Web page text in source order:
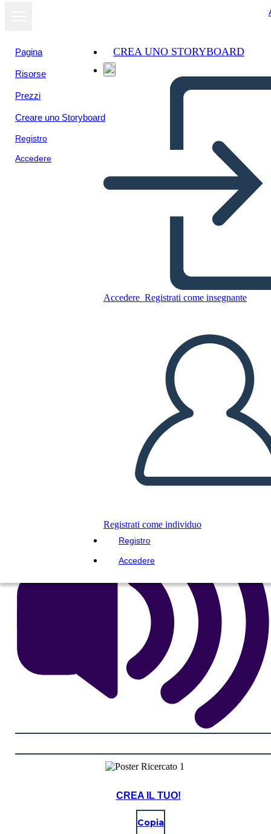
Pagina
Risorse
Prezzi
Creare uno Storyboard
Registro
Accedere
CREA UNO STORYBOARD
Accedere Registrati come insegnante
Registrati come individuo
Registro
Accedere
Poster Ricercato 1
Copia questo Storyboard
CREARE UNO STORYBOARD
RIPRODURRE LA PRESENTAZIONE
CREA IL TUO!
Copia